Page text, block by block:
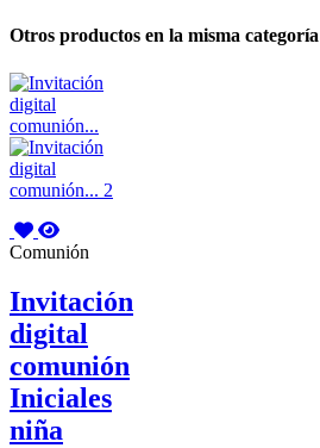
Otros productos en la misma categoría
Comunión
Invitación
digital
comunión
Iniciales
niña